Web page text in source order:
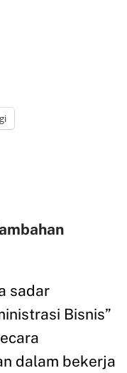
sadar
Bisnis”
dalam bekerja